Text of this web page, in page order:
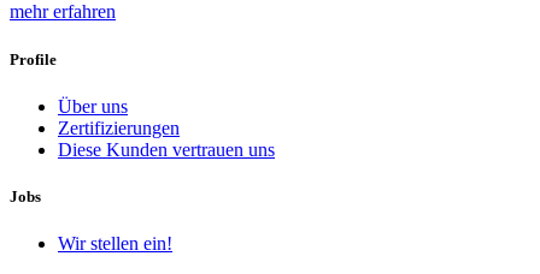
mehr erfahren
Profile
Über uns
Zertifizierungen
Diese Kunden vertrauen uns
Jobs
Wir stellen ein!